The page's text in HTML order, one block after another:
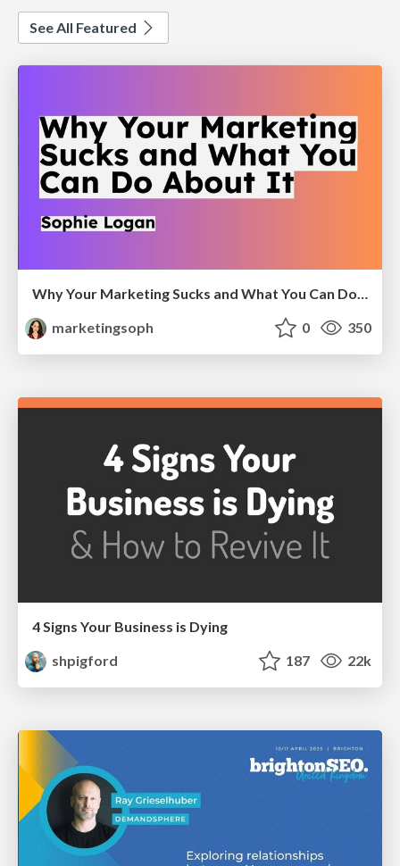
See All Featured
Why Your Marketing Sucks and What You Can Do About It - Sophie Logan
marketingsoph
0 350
4 Signs Your Business is Dying
shpigford
187 22k